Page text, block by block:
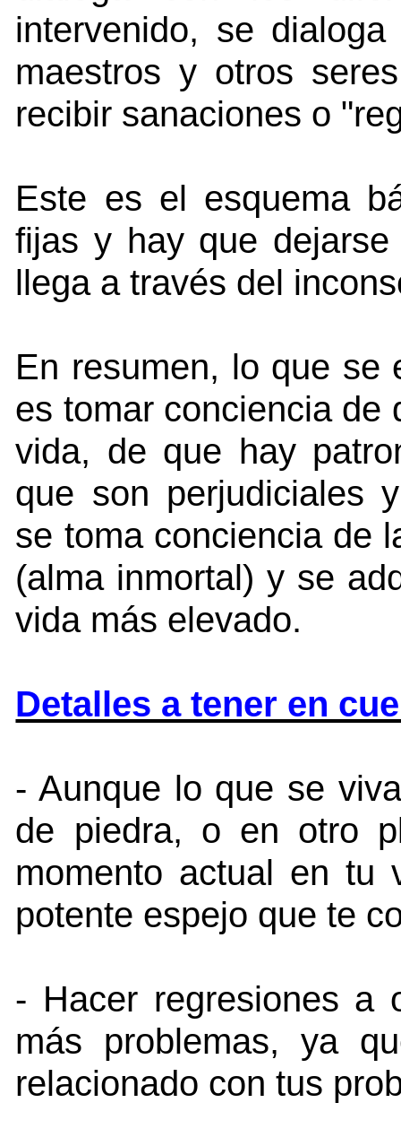
intervenido, se
maestros y otros
recibir sanaciones o
Este es el esquema
fijas y hay que
llega a través del
En resumen, lo que se
es tomar conciencia de
vida, de que hay
que son perjudiciales
se toma conciencia de
(alma inmortal) y se
vida más elevado.
Detalles a tener en
- Aunque lo que se
de piedra, o en otro
momento actual en tu
potente espejo que te
- Hacer regresiones a
más problemas, ya
relacionado con tus